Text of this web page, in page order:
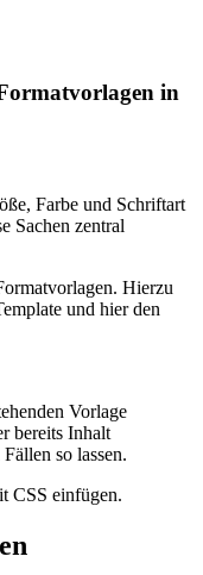
in
Farbe und Schriftart
Sachen zentral
Hierzu
und hier den
Vorlage
bereits Inhalt
so lassen.
CSS einfügen.